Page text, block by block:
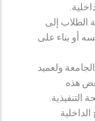
الطلاب إلى
أو بناء على
ولعميد
هذه
التنفيذية.
الداخلية